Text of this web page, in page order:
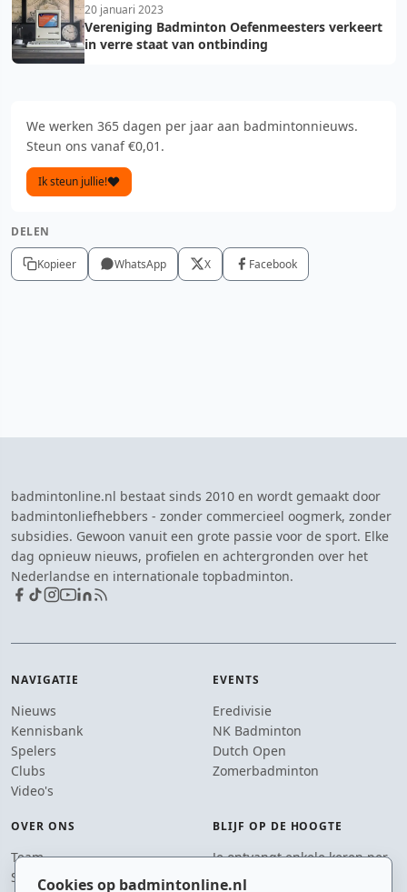
Cookies op badmintonline.nl
20 januari 2023
Vereniging Badminton Oefenmeesters verkeert
in verre staat van ontbinding
We werken 365 dagen per jaar aan badmintonnieuws.
Steun ons vanaf €0,01.
Ik steun jullie!
DELEN
Kopieer WhatsApp X Facebook
badmintonline.nl bestaat sinds 2010 en wordt gemaakt door
badmintonliefhebbers - zonder commercieel oogmerk, zonder
subsidies. Gewoon vanuit een grote passie voor de sport. Elke
dag opnieuw nieuws, profielen en achtergronden over het
Nederlandse en internationale topbadminton.
NAVIGATIE
Nieuws
Kennisbank
Spelers
Clubs
Video's
EVENTS
Eredivisie
NK Badminton
Dutch Open
Zomerbadminton
OVER ONS
Team
Supporters
BLIJF OP DE HOOGTE
Je ontvangt enkele keren per
jaar een e-mail met het